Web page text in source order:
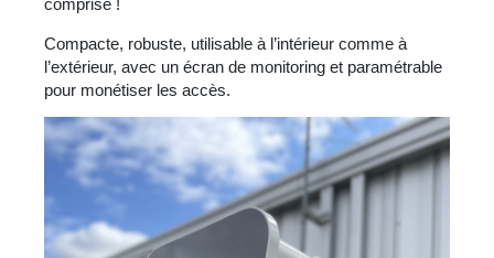
comprise !
Compacte, robuste, utilisable à l’intérieur comme à
l’extérieur, avec un écran de monitoring et paramétrable
pour monétiser les accès.